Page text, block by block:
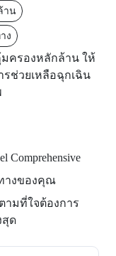
าน
ง
ครองหลักล้าน ให้
ช่วยเหลือฉุกเฉิน
Comprehensive
างของคุณ
ามที่ใจต้องการ
สุด